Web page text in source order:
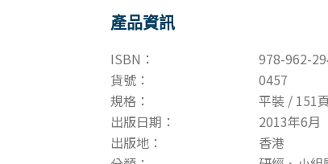
產品資訊
ISBN：
978-962-
貨號：
0457
規格：
平裝 / 151
出版日期：
2013年6月
出版地：
香港